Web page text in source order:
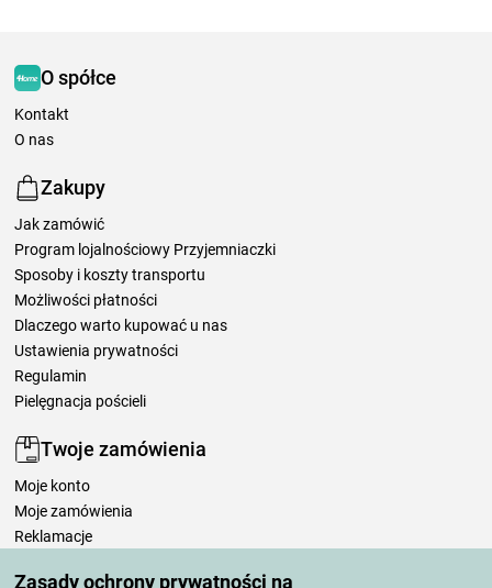
Zasady ochrony prywatności na
O spółce
Kontakt
O nas
Zakupy
Jak zamówić
Program lojalnościowy Przyjemniaczki
Sposoby i koszty transportu
Możliwości płatności
Dlaczego warto kupować u nas
Ustawienia prywatności
Regulamin
Pielęgnacja pościeli
Twoje zamówienia
Moje konto
Moje zamówienia
Reklamacje